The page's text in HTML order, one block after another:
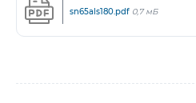
sn65als180.pdf 0,7 мБ